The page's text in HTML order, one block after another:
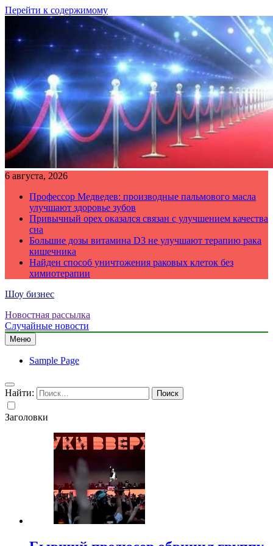
Перейти к содержимому
6 августа, 2026
Профессор Медведев: производные пальмового масла
улучшают здоровье зубов
Привычный орех оказался связан с улучшением качества
сна
Большие дозы витамина D3 не улучшают терапию рака
кишечника
Найден способ уничтожения раковых клеток без
химиотерапии
Шоу бизнес
Новостная рассылка
Случайные новости
Меню
Sample Page
Найти:
Заголовки